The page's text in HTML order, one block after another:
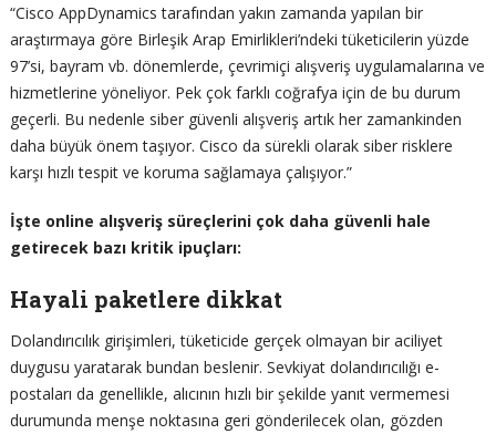
“Cisco AppDynamics tarafından yakın zamanda yapılan bir
araştırmaya göre Birleşik Arap Emirlikleri’ndeki tüketicilerin yüzde
97’si, bayram vb. dönemlerde, çevrimiçi alışveriş uygulamalarına ve
hizmetlerine yöneliyor. Pek çok farklı coğrafya için de bu durum
geçerli. Bu nedenle siber güvenli alışveriş artık her zamankinden
daha büyük önem taşıyor. Cisco da sürekli olarak siber risklere
karşı hızlı tespit ve koruma sağlamaya çalışıyor.”
İşte online alışveriş süreçlerini çok daha güvenli hale
getirecek bazı kritik ipuçları:
Hayali paketlere dikkat
Dolandırıcılık girişimleri, tüketicide gerçek olmayan bir aciliyet
duygusu yaratarak bundan beslenir. Sevkiyat dolandırıcılığı e-
postaları da genellikle, alıcının hızlı bir şekilde yanıt vermemesi
durumunda menşe noktasına geri gönderilecek olan, gözden